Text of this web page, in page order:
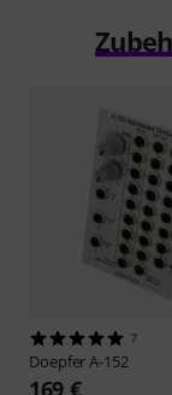
7
DoepferA-152
169 €